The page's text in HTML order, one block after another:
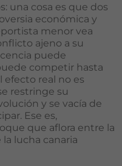
una cosa es que dos
económica y
menor vea
ajeno a su
puede
competir hasta
efecto real no es
restringe su
y se vacía de
Ese es,
que aflora entre la
lucha canaria